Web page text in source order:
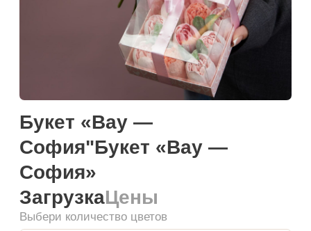
Добавить к корзину
Купить в один клик
Загружаем текст